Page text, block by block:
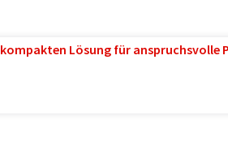
Lösung für anspruchsvolle